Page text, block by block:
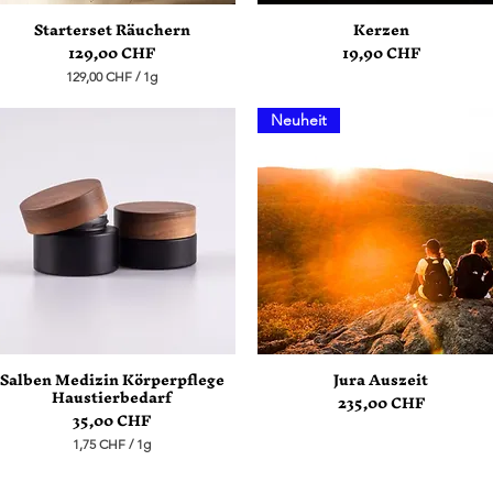
Schnellansicht
Starterset Räuchern
Preis
129,00 CHF
129,00 CHF / 1g
2
H
p
r
a
m
Schnellansicht
Kerzen
Preis
19,90 CHF
Schnellansicht
Salben Medizin Körperpflege
Haustierbedarf
Preis
35,00 CHF
1,75 CHF / 1g
Schnellansicht
Neuheit
Jura Auszeit
Preis
235,00 CHF